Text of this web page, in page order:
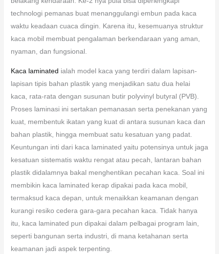
technologi pemanas buat menanggulangi embun pada kaca
waktu keadaan cuaca dingin. Karena itu, kesemuanya struktur
kaca mobil membuat pengalaman berkendaraan yang aman,
nyaman, dan fungsional.
Kaca laminated ialah model kaca yang terdiri dalam lapisan-
lapisan tipis bahan plastik yang menjadikan satu dua helai
kaca, rata-rata dengan susunan butir polyvinyl butyral (PVB).
Proses laminasi ini sertakan pemanasan serta penekanan yang
kuat, membentuk ikatan yang kuat di antara susunan kaca dan
bahan plastik, hingga membuat satu kesatuan yang padat.
Keuntungan inti dari kaca laminated yaitu potensinya untuk jaga
kesatuan sistematis waktu rengat atau pecah, lantaran bahan
plastik didalamnya bakal menghentikan pecahan kaca. Soal ini
membikin kaca laminated kerap dipakai pada kaca mobil,
termaksud kaca depan, untuk menaikkan keamanan dengan
kurangi resiko cedera gara-gara pecahan kaca. Tidak hanya
itu, kaca laminated pun dipakai dalam pelbagai program lain,
seperti bangunan serta industri, di mana ketahanan serta
keamanan jadi aspek terpenting.